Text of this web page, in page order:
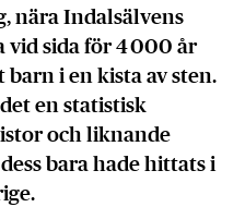
nära Indalsälvens
vid sida för 4 000 år
i en kista av sten.
en statistisk
och liknande
bara hade hittats i